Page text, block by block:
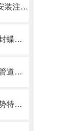
PZ773H液动刀闸阀结构特点与安装注意事项
如何选择优质的不锈钢金属硬密封蝶阀？
电动全衬氟对夹蝶阀强腐蚀介质管道的可靠卫士
掌握多功能水泵控制阀的这些优势特点很重要！